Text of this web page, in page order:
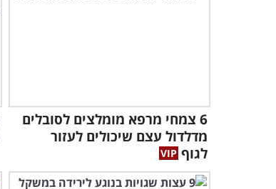
6 צמחי מרפא מומלצים לסובלים
מדלדול עצם שיכולים לעזור
לגוף